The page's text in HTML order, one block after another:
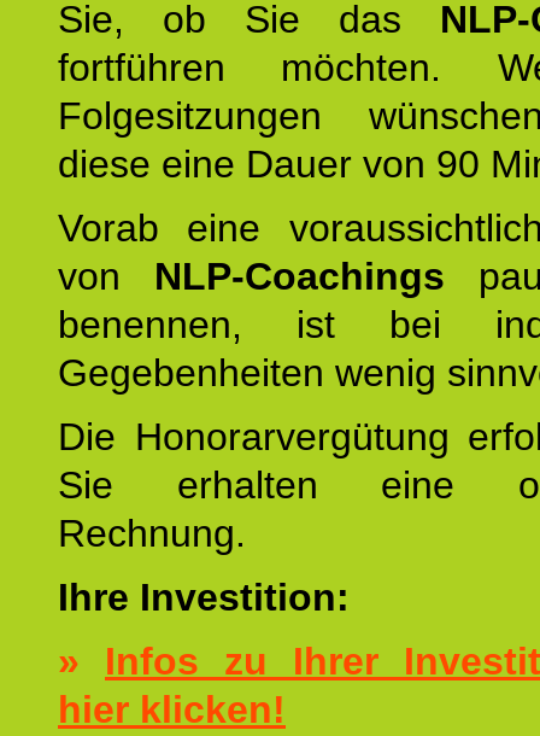
Sie, ob Sie das
fortführen möchten.
Folgesitzungen
diese eine Dauer von 90
Vorab eine
von NLP-Coachings
benennen, ist bei
Gegebenheiten wenig
Die Honorarvergütung
Sie erhalten eine
Rechnung.
Ihre Investition:
» Infos zu Ihrer
hier klicken!